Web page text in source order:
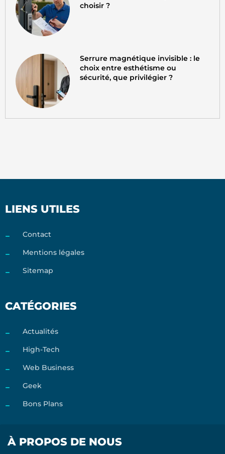
choisir ?
Serrure magnétique invisible : le
choix entre esthétisme ou
sécurité, que privilégier ?
LIENS UTILES
Contact
Mentions légales
Sitemap
CATÉGORIES
Actualités
High-Tech
Web Business
Geek
Bons Plans
À PROPOS DE NOUS